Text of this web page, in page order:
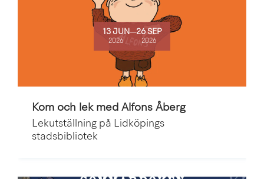
13 JUN
2026
─26 SEP
2026
Kom och lek med Alfons Åberg
Lekutställning på Lidköpings
stadsbibliotek